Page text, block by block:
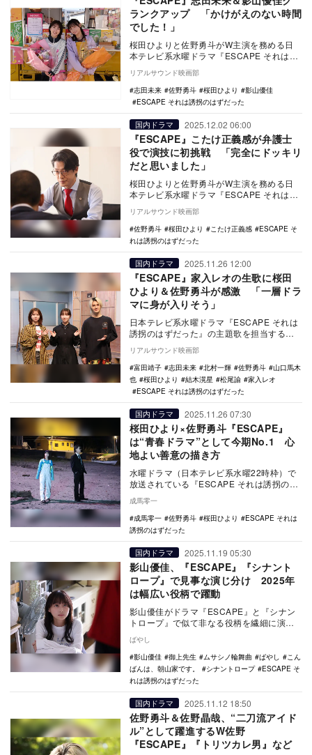
ランクアップ 「かけがえのない時間
でした！」
桜田ひよりと佐野勇斗がW主演を務める日
本テレビ系水曜ドラマ『ESCAPE それは誘
拐のはずだった』に出演している志田未来
と影山優…
リアルサウンド映画部
志田未来
佐野勇斗 桜田ひより
影山優佳
ESCAPE それは誘拐のはずだった
国内ドラマ 2025.12.02 06:00
『ESCAPE』こたけ正義感が弁護士
役で演技に初挑戦 「完全にドッキリ
だと思いました」
桜田ひよりと佐野勇斗がW主演を務める日
本テレビ系水曜ドラマ『ESCAPE それは誘
拐のはずだった』の第9話に、こたけ正義感
がゲス…
リアルサウンド映画部
佐野勇斗
桜田ひより こたけ正義感
ESCAPE そ
れは誘拐のはずだった
国内ドラマ 2025.11.26 12:00
『ESCAPE』家入レオの生歌に桜田
ひより＆佐野勇斗が感激 「一層ドラ
マに身が入りそう」
日本テレビ系水曜ドラマ『ESCAPE それは
誘拐のはずだった』の主題歌を担当する家
入レオがスタジオ表敬訪問し、W主演を務
める桜田…
リアルサウンド映画部
富田靖子
志田未来 北村一輝 佐野勇斗
山口馬木
也
桜田ひより 結木滉星 松尾諭
家入レオ
ESCAPE それは誘拐のはずだった
国内ドラマ 2025.11.26 07:30
桜田ひより×佐野勇斗『ESCAPE』
は“青春ドラマ”として今期No.1 心
地よい善意の描き方
水曜ドラマ（日本テレビ系水曜22時枠）で
放送されている『ESCAPE それは誘拐のは
拐…
成馬零一
成馬零一
佐野勇斗 桜田ひより
ESCAPE それは
誘拐のはずだった
国内ドラマ 2025.11.19 05:30
影山優佳、『ESCAPE』『シナント
ロープ』で見事な演じ分け 2025年
は幅広い役柄で躍動
影山優佳がドラマ『ESCAPE』と『シナン
トロープ』で似て非なる役柄を繊細に演じ
年は連…
ばやし
影山優佳
御上先生 ムサシノ輪舞曲 ばやし
こん
ばんは、朝山家です。
シナントロープ
ESCAPE そ
れは誘拐のはずだった
国内ドラマ 2025.11.12 18:50
佐野勇斗＆佐野晶哉、“二刀流アイド
ル”として躍進するW佐野
『ESCAPE』『トリツカレ男』など